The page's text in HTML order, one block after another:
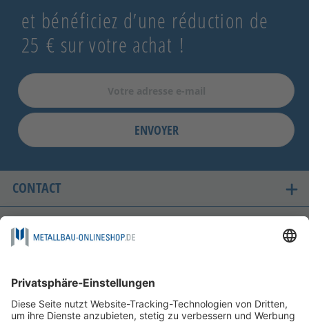
et bénéficiez d’une réduction de
25 € sur votre achat !
ENVOYER
CONTACT
LES PAYS OÙ NOUS LIVRONS
FOLGEN SIE UNS AUF